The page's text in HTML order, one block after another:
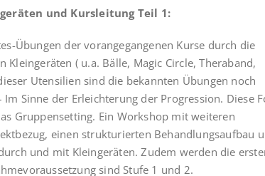
und Kursleitung Teil 1:
Übungen der vorangegangenen Kurse durch die
( u.a. Bälle, Magic Circle, Theraband,
Utensilien sind die bekannten Übungen noch
Sinne der Erleichterung der Progression. Diese
Gruppensetting. Ein Workshop mit weiteren
einen strukturierten Behandlungsaufbau
und mit Kleingeräten. Zudem werden die
sind Stufe 1 und 2.